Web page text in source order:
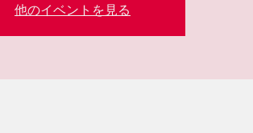
他のイベントを見る